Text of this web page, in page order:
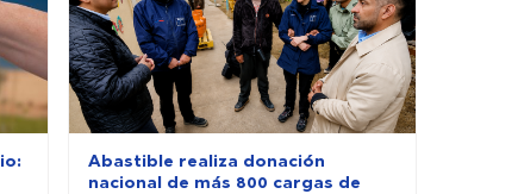
Abastible realiza donación
nacional de más 800 cargas de